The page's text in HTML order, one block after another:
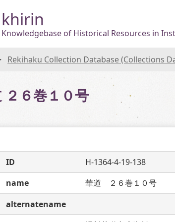
khirin
Knowledgebase of Historical Resources in
Rekihaku Collection Database (Collections
２６巻１０号
ID
H-1364-4-19-138
name
華道　２６巻１０号
alternatename